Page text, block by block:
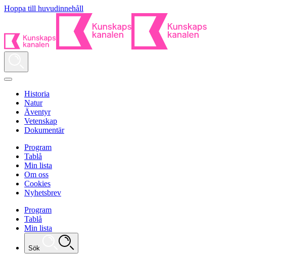
Hoppa till huvudinnehåll
Historia
Natur
Äventyr
Vetenskap
Dokumentär
Program
Tablå
Min lista
Om oss
Cookies
Nyhetsbrev
Program
Tablå
Min lista
Sök